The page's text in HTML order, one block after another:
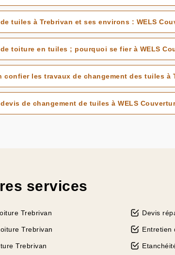
tuiles à Trebrivan et ses environs : WELS
toiture en tuiles ; pourquoi se fier à WELS
confier les travaux de changement des tuiles à
de changement de tuiles à WELS
services
Trebrivan
Trebrivan
Trebrivan
Devis
Entretien